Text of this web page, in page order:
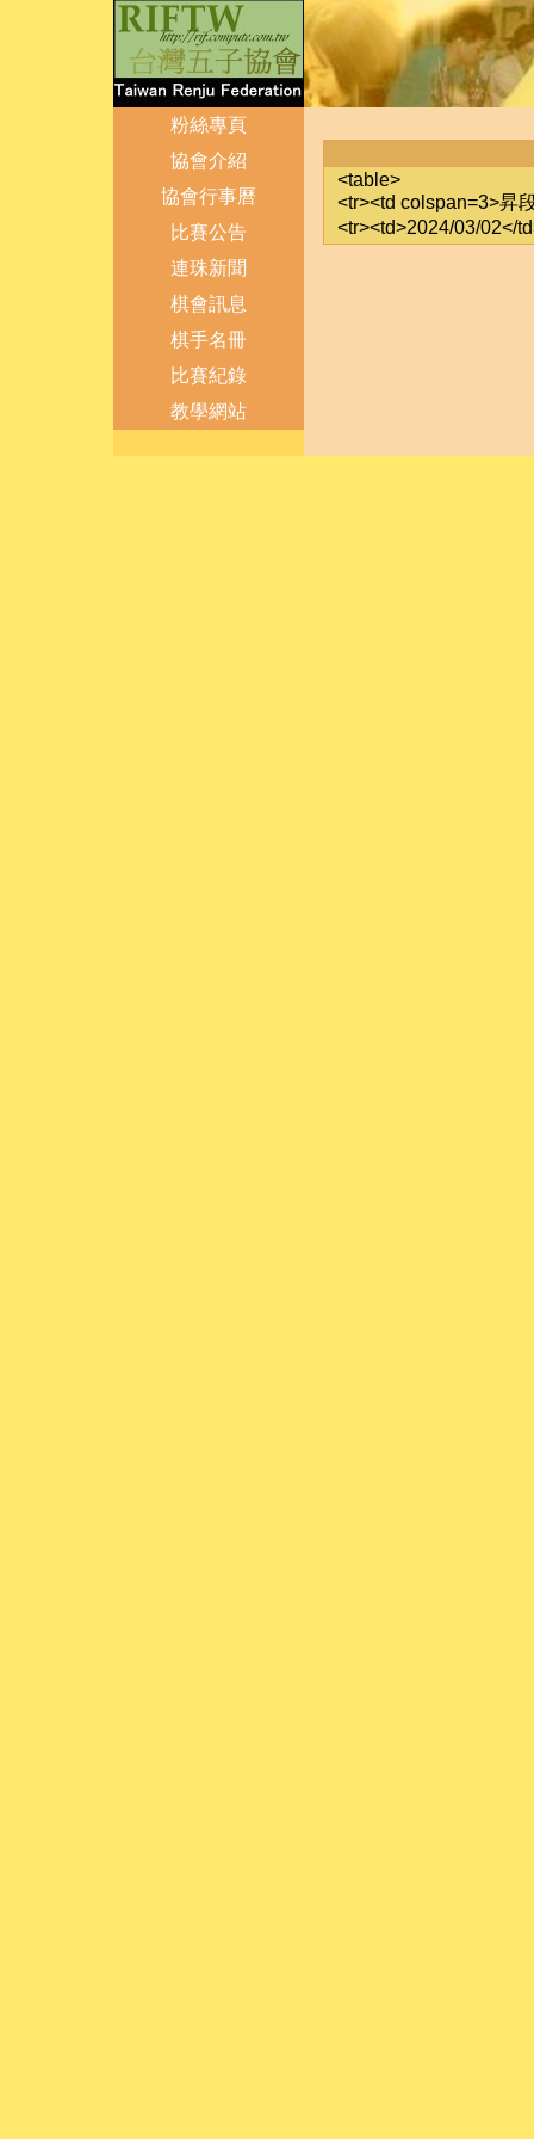
粉絲專頁
協會介紹
協會行事曆
比賽公告
連珠新聞
棋會訊息
棋手名冊
比賽紀錄
教學網站
<table>
<tr><td colspan=3>昇
<tr><td>2024/03/02</